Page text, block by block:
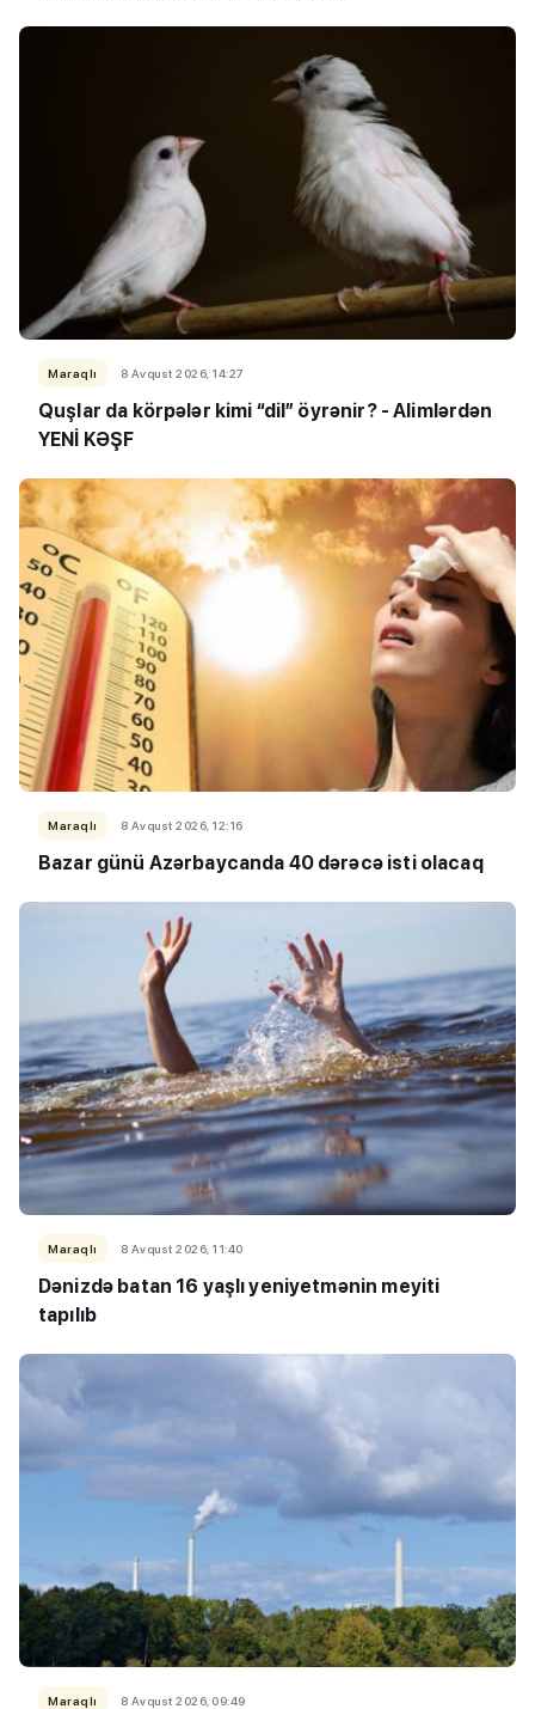
Maraqlı 8 Avqust 2026, 14:27
Quşlar da körpələr kimi “dil” öyrənir? - Alimlərdən
YENİ KƏŞF
Maraqlı 8 Avqust 2026, 12:16
Bazar günü Azərbaycanda 40 dərəcə isti olacaq
Maraqlı 8 Avqust 2026, 11:40
Dənizdə batan 16 yaşlı yeniyetmənin meyiti
tapılıb
Maraqlı 8 Avqust 2026, 09:49